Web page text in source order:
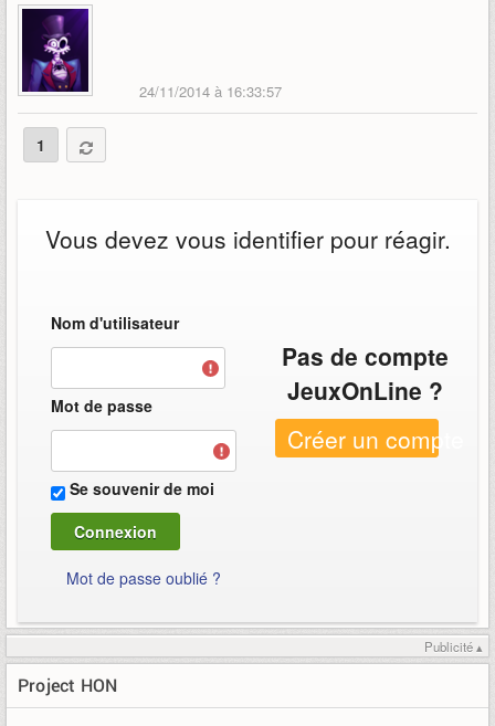
24/11/2014 à 16:33:57
1
Vous devez vous identifier pour réagir.
Nom d'utilisateur
Mot de passe
Se souvenir de moi
Mot de passe oublié ?
Pas de compte
JeuxOnLine ?
Créer un compte
Publicité ▴
Project HON